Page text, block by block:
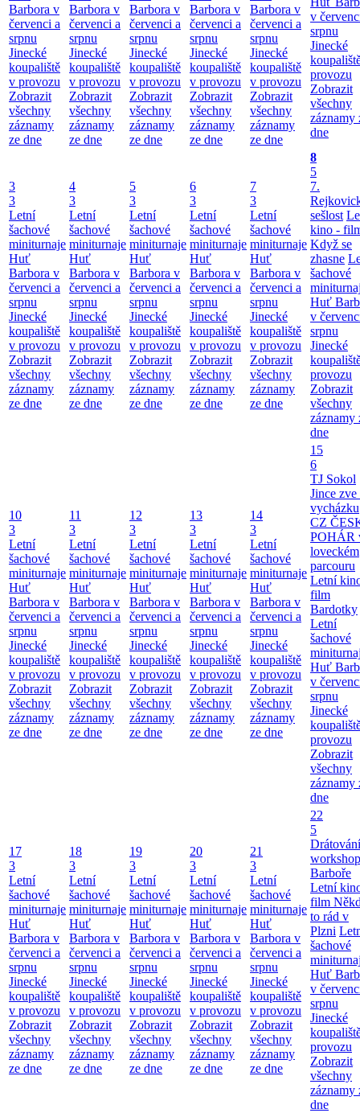
Barbora v
červenci a
srpnu
Jinecké
koupaliště
v provozu
Zobrazit
všechny
záznamy
ze dne
Barbora v
červenci a
srpnu
Jinecké
koupaliště
v provozu
Zobrazit
všechny
záznamy
ze dne
Barbora v
červenci a
srpnu
Jinecké
koupaliště
v provozu
Zobrazit
všechny
záznamy
ze dne
Barbora v
červenci a
srpnu
Jinecké
koupaliště
v provozu
Zobrazit
všechny
záznamy
ze dne
Barbora v
červenci a
srpnu
Jinecké
koupaliště
v provozu
Zobrazit
všechny
záznamy
ze dne
v
srpnu
Jinecké
provozu
Zobrazit
všechny
záznamy
dne
3
3
Letní
šachové
miniturnaje
Huť
Barbora v
červenci a
srpnu
Jinecké
koupaliště
v provozu
Zobrazit
všechny
záznamy
ze dne
4
3
Letní
šachové
miniturnaje
Huť
Barbora v
červenci a
srpnu
Jinecké
koupaliště
v provozu
Zobrazit
všechny
záznamy
ze dne
5
3
Letní
šachové
miniturnaje
Huť
Barbora v
červenci a
srpnu
Jinecké
koupaliště
v provozu
Zobrazit
všechny
záznamy
ze dne
6
3
Letní
šachové
miniturnaje
Huť
Barbora v
červenci a
srpnu
Jinecké
koupaliště
v provozu
Zobrazit
všechny
záznamy
ze dne
7
3
Letní
šachové
miniturnaje
Huť
Barbora v
červenci a
srpnu
Jinecké
koupaliště
v provozu
Zobrazit
všechny
záznamy
ze dne
8
5
7.
sešlost
kino -
Když se
zhasne
šachové
Huť
v
srpnu
Jinecké
provozu
Zobrazit
všechny
záznamy
dne
10
3
Letní
šachové
miniturnaje
Huť
Barbora v
červenci a
srpnu
Jinecké
koupaliště
v provozu
Zobrazit
všechny
záznamy
ze dne
11
3
Letní
šachové
miniturnaje
Huť
Barbora v
červenci a
srpnu
Jinecké
koupaliště
v provozu
Zobrazit
všechny
záznamy
ze dne
12
3
Letní
šachové
miniturnaje
Huť
Barbora v
červenci a
srpnu
Jinecké
koupaliště
v provozu
Zobrazit
všechny
záznamy
ze dne
13
3
Letní
šachové
miniturnaje
Huť
Barbora v
červenci a
srpnu
Jinecké
koupaliště
v provozu
Zobrazit
všechny
záznamy
ze dne
14
3
Letní
šachové
miniturnaje
Huť
Barbora v
červenci a
srpnu
Jinecké
koupaliště
v provozu
Zobrazit
všechny
záznamy
ze dne
15
6
TJ Sokol
Jince zve
vycházku
CZ
POHÁR
loveckém
parcouru
Letní
film
Bardotky
Letní
šachové
Huť
v
srpnu
Jinecké
provozu
Zobrazit
všechny
záznamy
dne
17
3
Letní
šachové
miniturnaje
Huť
Barbora v
červenci a
srpnu
Jinecké
koupaliště
v provozu
Zobrazit
všechny
záznamy
ze dne
18
3
Letní
šachové
miniturnaje
Huť
Barbora v
červenci a
srpnu
Jinecké
koupaliště
v provozu
Zobrazit
všechny
záznamy
ze dne
19
3
Letní
šachové
miniturnaje
Huť
Barbora v
červenci a
srpnu
Jinecké
koupaliště
v provozu
Zobrazit
všechny
záznamy
ze dne
20
3
Letní
šachové
miniturnaje
Huť
Barbora v
červenci a
srpnu
Jinecké
koupaliště
v provozu
Zobrazit
všechny
záznamy
ze dne
21
3
Letní
šachové
miniturnaje
Huť
Barbora v
červenci a
srpnu
Jinecké
koupaliště
v provozu
Zobrazit
všechny
záznamy
ze dne
22
5
Barboře
Letní
film
to rád v
Plzni
šachové
Huť
v
srpnu
Jinecké
provozu
Zobrazit
všechny
záznamy
dne